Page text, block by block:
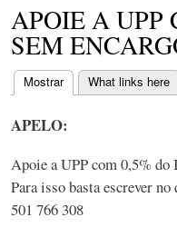
APOIE A UPP
SEM
Separadores
Mostrar(separador ativo)
What links here
APELO:
Apoie a UPP com 0,5% do
Para isso basta escrever
501 766 308